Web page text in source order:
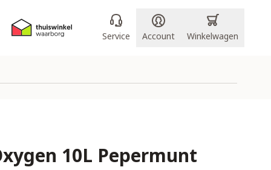
Service Account Winkelwagen
10L Pepermunt